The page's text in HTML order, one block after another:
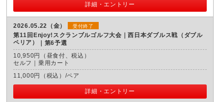
詳細・エントリー
2026.05.22（金） 受付終了
第11回Enjoy!スクランブルゴルフ大会｜西日本ダブルス戦（ダブル
ペリア）
第6予選
10,950円（昼食付、税込）
セルフ｜乗用カート
11,000円（税込）/ペア
詳細・エントリー